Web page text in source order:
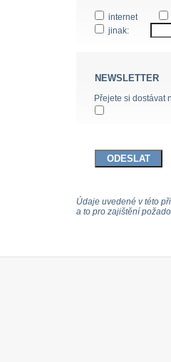
internet
jinak:
NEWSLETTER
Přejete si dostávat
Údaje uvedené v této
a to pro zajištění